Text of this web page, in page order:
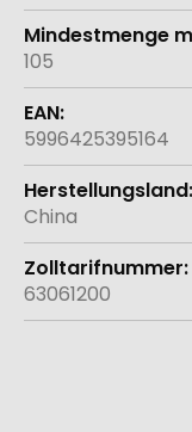
105
5996425395164
China
63061200